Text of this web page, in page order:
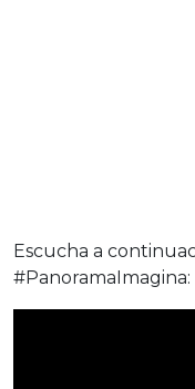
Escucha a
#PanoramaImagina: